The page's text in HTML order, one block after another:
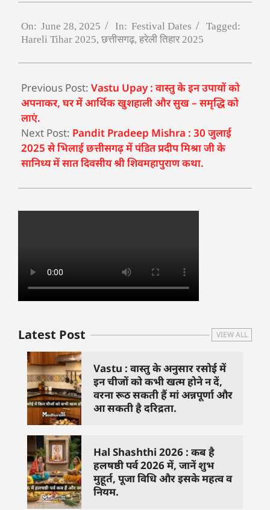
On: June 28, 2025 In: Festival Dates
Tagged:
Hareli Tihar 2025, छत्तीसगढ़, हरेली तिहार 2025
Previous Post: Vastu Upay : वास्तु के इन उपायों को
अपनाकर, घर में आर्थिक खुशहाली और सुख – समृद्धि को
लाएं.
Next Post: Pandit Pradeep Mishra : 30 जुलाई
2025 से भिलाई छत्तीसगढ़ में पंडित प्रदीप मिश्रा जी के
सानिध्य में सात दिवसीय श्री शिवमहापुराण कथा.
Latest Post VIEW ALL
Vastu : वास्तु के अनुसार रसोई में
इन चीजों को कभी खत्म होने न दें,
वरना रूठ सकती हैं मां अन्नपूर्णा और
आ सकती है दरिद्रता.
Hal Shashthi 2026 : कब है
हलषष्ठी पर्व 2026 में, जानें शुभ
मुहूर्त, पूजा विधि और इसके महत्व व
नियम.